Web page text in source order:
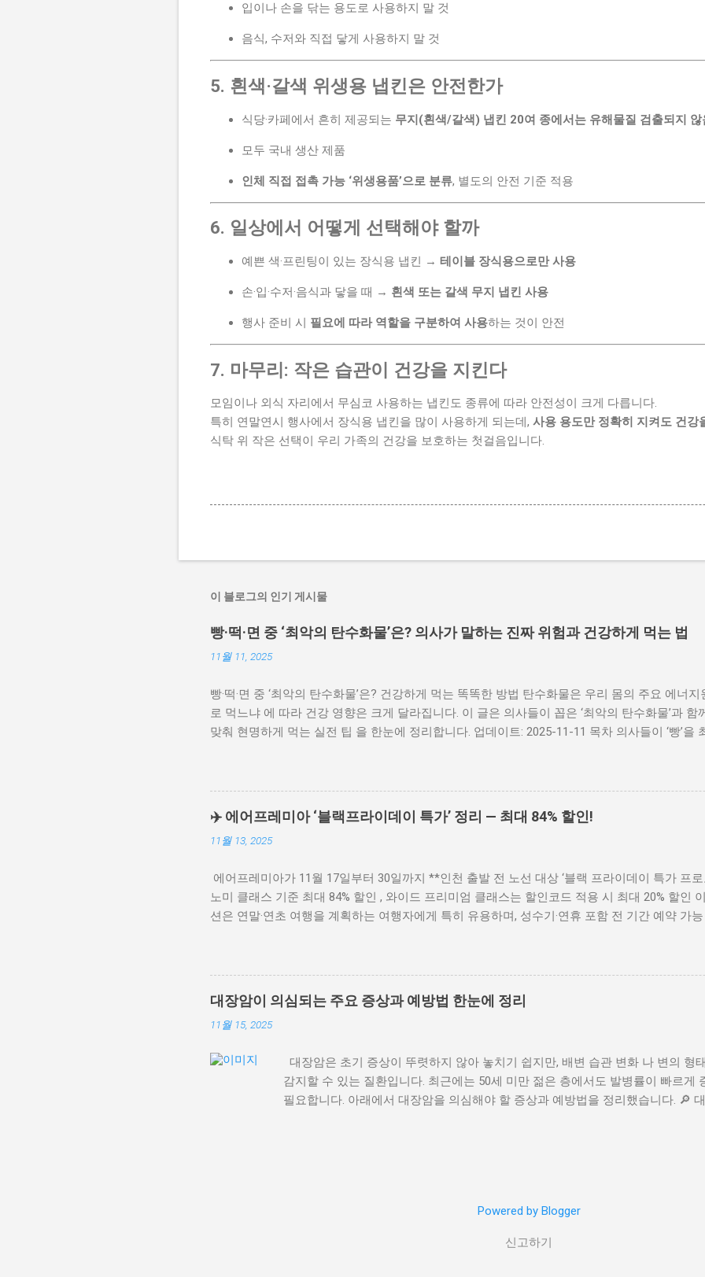
입이나 손을 닦는 용도로 사용하지 말 것
음식, 수저와 직접 닿게 사용하지 말 것
5. 흰색·갈색 위생용 냅킨은 안전한가
식당·카페에서 흔히 제공되는 무지(흰색/갈색) 냅킨 20여 종에서는 유해물질 검출되지 않
모두 국내 생산 제품
인체 직접 접촉 가능 ‘위생용품’으로 분류, 별도의 안전 기준 적용
6. 일상에서 어떻게 선택해야 할까
예쁜 색·프린팅이 있는 장식용 냅킨 → 테이블 장식용으로만 사용
손·입·수저·음식과 닿을 때 → 흰색 또는 갈색 무지 냅킨 사용
행사 준비 시 필요에 따라 역할을 구분하여 사용하는 것이 안전
7. 마무리: 작은 습관이 건강을 지킨다
모임이나 외식 자리에서 무심코 사용하는 냅킨도 종류에 따라 안전성이 크게 다릅니다.
특히 연말연시 행사에서 장식용 냅킨을 많이 사용하게 되는데, 사용 용도만 정확히 지켜도 건강
식탁 위 작은 선택이 우리 가족의 건강을 보호하는 첫걸음입니다.
이 블로그의 인기 게시물
빵·떡·면 중 ‘최악의 탄수화물’은? 의사가 말하는 진짜 위험과 건강하게 먹는 법
11월 11, 2025
빵·떡·면 중 ‘최악의 탄수화물’은? 건강하게 먹는 똑똑한 방법 탄수화물은 우리 몸의 주요 에너
로 먹느냐 에 따라 건강 영향은 크게 달라집니다. 이 글은 의사들이 꼽은 ‘최악의 탄수화물’과 함
맞춰 현명하게 먹는 실전 팁 을 한눈에 정리합니다. 업데이트: 2025-11-11 목차 의사들이 ‘빵’을
장 피해야 할 탄수화물로 이야기합니다. 핵심 근거는 ① 재료 ② 조리 과정 ③ 혈당 영향 입니다.
아니라 버터·마가린·쇼트닝 등 포화·트랜스지방 이 들어가 혈관 건강에 부담을 줍니다. 조리 과
최종당화산물(AGEs) 이 증가해 세포와 혈관 손상, 노화·만성질환 위험을 높일 수 있습니다. 혈
가 높아 혈당 급상승(스파이크)을 유발하고, 인슐린 과다 분비→체지방 축적 으로 이어질 수 있
이 됩니다. 바꾸...
✈️ 에어프레미아 ‘블랙프라이데이 특가’ 정리 — 최대 84% 할인!
11월 13, 2025
에어프레미아가 11월 17일부터 30일까지 **인천 출발 전 노선 대상 ‘블랙 프라이데이 특가 프
노미 클래스 기준 최대 84% 할인 , 와이드 프리미엄 클래스는 할인코드 적용 시 최대 20% 할인
션은 연말·연초 여행을 계획하는 여행자에게 특히 유용하며, 성수기·연휴 포함 전 기간 예약 가
265,400원 💺 ② 와이드 프리미엄 클래스 – 최대 20% 할인 할인코드 BLKFRI20 입력 시 적용 (왕
인 적용 후 최저가 LA 1,336,000원 뉴욕 1,480,000원 샌프란시스코 1,256,000원 호놀룰루
391,100원 나리타 315,400원 홍콩 346,400원 📅 탑승 기간 미주 노선: 2026년 9월 30일까지 아
지 연휴·연말 성수기 포함 모든 기간 예약 가능 → 탑승 제한 기간 없음! 🎁 신규 회원 혜택 에어
에어프레미아 앱에서 eSIM 구매 시 최대 30% 할인 제공 ✅ 총정리 기간: 11/17 ~ 11/30 대상: 인
미 최대 84% 할인 와이드 프리미엄 최대 20% 할인 코드: BLKFRI20 신규 회원 추가 5% 할인 코드:
대장암이 의심되는 주요 증상과 예방법 한눈에 정리
11월 15, 2025
대장암은 초기 증상이 뚜렷하지 않아 놓치기 쉽지만, 배변 습관 변화 나 변의 형
감지할 수 있는 질환입니다. 최근에는 50세 미만 젊은 층에서도 발병률이 빠르게
필요합니다. 아래에서 대장암을 의심해야 할 증상과 예방법을 정리했습니다. 🔎
암의 중요한 경고 신호. 📈 젊은 층에서 빠르게 증가하는 대장암 과거에는 50세
약 30년 전보다 45% 증가 원인으로는 높은 비만율 체내 지방 증가 고칼로리 식습
Powered by Blogger
신고하기